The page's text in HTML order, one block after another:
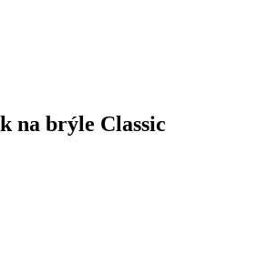
na brýle Classic